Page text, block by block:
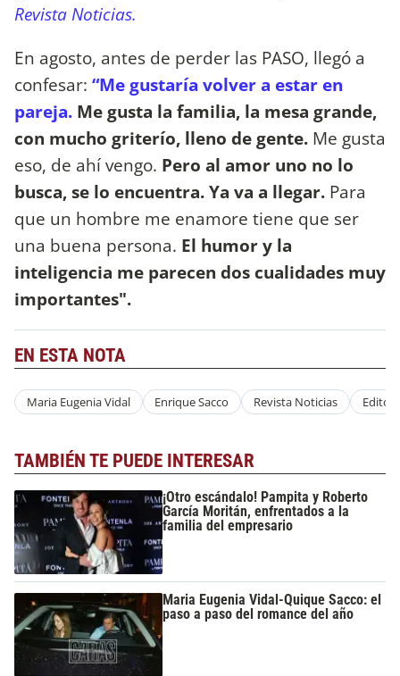
Revista Noticias.
En agosto, antes de perder las PASO, llegó a
confesar: “Me gustaría volver a estar en
pareja. Me gusta la familia, la mesa grande,
con mucho griterío, lleno de gente. Me gusta
eso, de ahí vengo. Pero al amor uno no lo
busca, se lo encuentra. Ya va a llegar. Para
que un hombre me enamore tiene que ser
una buena persona. El humor y la
inteligencia me parecen dos cualidades muy
importantes".
EN ESTA NOTA
Maria Eugenia Vidal Enrique Sacco Revista Noticias
TAMBIÉN TE PUEDE INTERESAR
¡Otro escándalo! Pampita y Roberto
García Moritán, enfrentados a la
familia del empresario
Maria Eugenia Vidal-Quique Sacco: el
paso a paso del romance del año